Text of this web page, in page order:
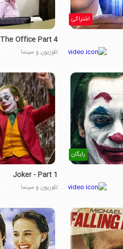
اشتراکی
The Office Part 4
تلوزیون و سینما
رایگان
Joker - Part 1
تلوزیون و سینما